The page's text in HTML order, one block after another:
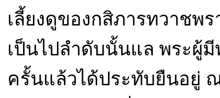
เลี้ยงดูของกสิภารทวาชพ
เป็นไปลำดับนั้นแล พระผู้มี
ครั้นแล้วได้ประทับยืนอยู่